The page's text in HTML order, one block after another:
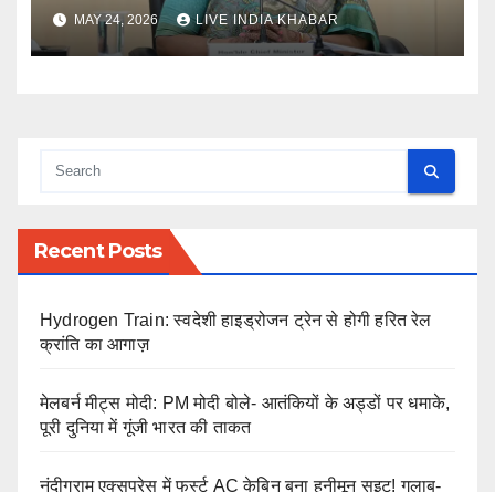
MAY 24, 2026 LIVE INDIA KHABAR
Recent Posts
Hydrogen Train: स्वदेशी हाइड्रोजन ट्रेन से होगी हरित रेल
क्रांति का आगाज़
मेलबर्न मीट्स मोदी: PM मोदी बोले- आतंकियों के अड्डों पर धमाके,
पूरी दुनिया में गूंजी भारत की ताकत
नंदीग्राम एक्सप्रेस में फर्स्ट AC केबिन बना हनीमून सुइट! गुलाब-